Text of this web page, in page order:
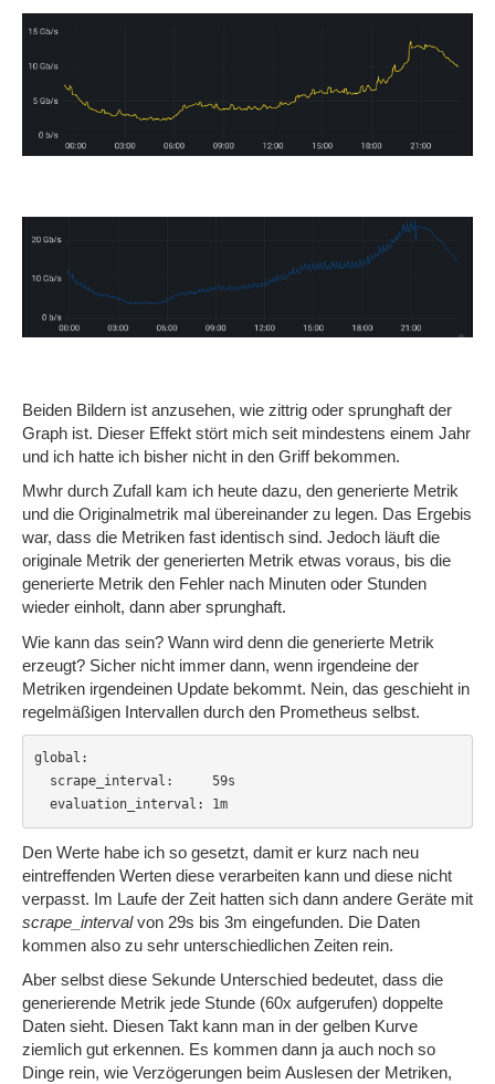
Beiden Bildern ist anzusehen, wie zittrig oder sprunghaft der
Graph ist. Dieser Effekt stört mich seit mindestens einem Jahr
und ich hatte ich bisher nicht in den Griff bekommen.
Mwhr durch Zufall kam ich heute dazu, den generierte Metrik
und die Originalmetrik mal übereinander zu legen. Das Ergebis
war, dass die Metriken fast identisch sind. Jedoch läuft die
originale Metrik der generierten Metrik etwas voraus, bis die
generierte Metrik den Fehler nach Minuten oder Stunden
wieder einholt, dann aber sprunghaft.
Wie kann das sein? Wann wird denn die generierte Metrik
erzeugt? Sicher nicht immer dann, wenn irgendeine der
Metriken irgendeinen Update bekommt. Nein, das geschieht in
regelmäßigen Intervallen durch den Prometheus selbst.
global:
scrape_interval:     59s
evaluation_interval: 1m
Den Werte habe ich so gesetzt, damit er kurz nach neu
eintreffenden Werten diese verarbeiten kann und diese nicht
verpasst. Im Laufe der Zeit hatten sich dann andere Geräte mit
scrape_intervalvon 29s bis 3m eingefunden. Die Daten
kommen also zu sehr unterschiedlichen Zeiten rein.
Aber selbst diese Sekunde Unterschied bedeutet, dass die
generierende Metrik jede Stunde (60x aufgerufen) doppelte
Daten sieht. Diesen Takt kann man in der gelben Kurve
ziemlich gut erkennen. Es kommen dann ja auch noch so
Dinge rein, wie Verzögerungen beim Auslesen der Metriken,